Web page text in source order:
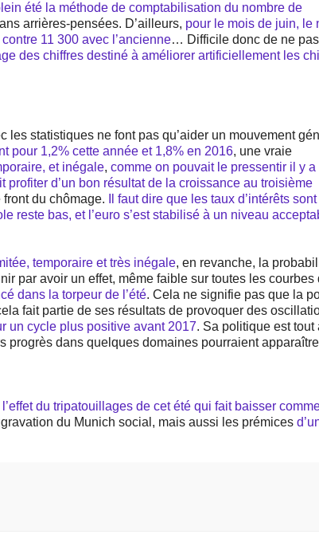
été la méthode de comptabilisation du nombre de
arrières-pensées. D’ailleurs, pour le mois de juin, le
11 300 avec l’ancienne… Difficile donc de ne
des chiffres destiné à améliorer artificiellement les
statistiques ne font pas qu’aider un mouvement
pour 1,2% cette année et 1,8% en 2016, une vraie
et inégale, comme on pouvait le pressentir il y a
profiter d’un bon résultat de la croissance au troisième
du chômage.
Il faut dire que les taux d’intérêts
reste bas, et l’euro s’est stabilisé à un niveau
temporaire et très inégale, en revanche, la
par avoir un effet, même faible sur toutes les courbes
dans la torpeur de l’été. Cela ne signifie pas que la
fait partie de ses résultats de provoquer des
un cycle plus positive avant 2017. Sa politique est tout
progrès dans quelques domaines pourraient apparaître
l’effet du tripatouillages de cet été qui fait baisser
du Munich social, mais aussi les prémices